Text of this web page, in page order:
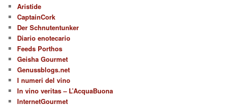
Aristide
CaptainCork
Der Schnutentunker
Diario enotecario
Feeds Porthos
Geisha Gourmet
Genussblogs.net
I numeri del vino
In vino veritas – L’AcquaBuona
InternetGourmet